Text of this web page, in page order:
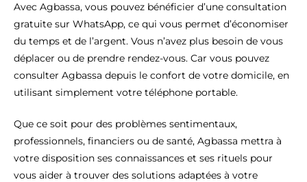
Avec Agbassa, vous pouvez bénéficier d’une consultation
gratuite sur WhatsApp, ce qui vous permet d’économiser
du temps et de l’argent. Vous n’avez plus besoin de vous
déplacer ou de prendre rendez-vous. Car vous pouvez
consulter Agbassa depuis le confort de votre domicile, en
utilisant simplement votre téléphone portable.
Que ce soit pour des problèmes sentimentaux,
professionnels, financiers ou de santé, Agbassa mettra à
votre disposition ses connaissances et ses rituels pour
vous aider à trouver des solutions adaptées à votre